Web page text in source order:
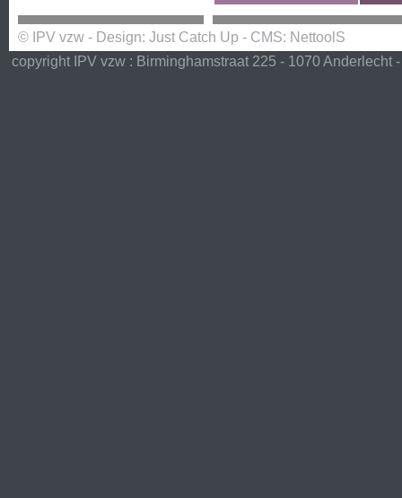
© IPV vzw - Design: Just Catch Up - CMS: NettoolS
copyright IPV vzw : Birminghamstraat 225 - 1070 Anderlecht